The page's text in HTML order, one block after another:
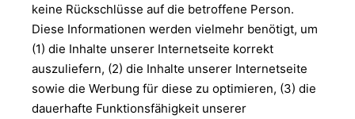
keine Rückschlüsse auf die betroffene Person.
Diese Informationen werden vielmehr benötigt, um
(1) die Inhalte unserer Internetseite korrekt
auszuliefern, (2) die Inhalte unserer Internetseite
sowie die Werbung für diese zu optimieren, (3) die
dauerhafte Funktionsfähigkeit unserer